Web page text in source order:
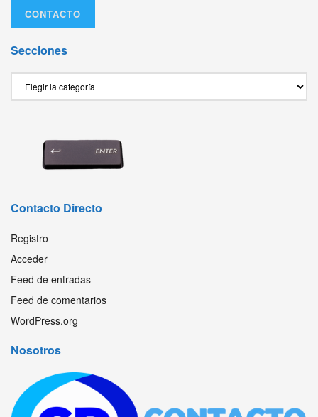
CONTACTO
Secciones
Contacto Directo
Registro
Acceder
Feed de entradas
Feed de comentarios
WordPress.org
Nosotros